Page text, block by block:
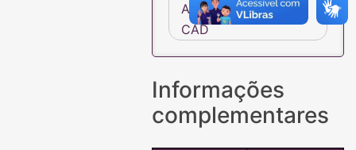
Avaliação Docente -
CAD
Informações
complementares